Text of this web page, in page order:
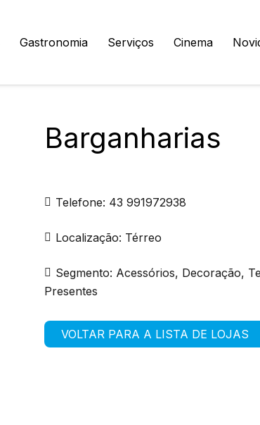
Gastronomia Serviços Cinema
Barganharias
Telefone: 43 991972938
Localização: Térreo
Segmento: Acessórios, Decoração,
Presentes
VOLTAR PARA A LISTA DE LOJAS